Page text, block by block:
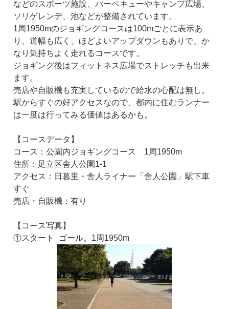
などのスポーツ施設、バーベキューやキャンプ広場、
ソリゲレンデ、池などが整備されています。
1周1950mのジョギングコースは100mごとに表示あ
り、道幅も広く、ほどよいアップダウンもありで、か
なり気持ちよく走れるコースです。
ジョギング後はフィットネス広場でストレッチも出来
ます。
売店や自販機も充実しているので給水の心配は無し。
駅からすぐの好アクセスなので、都内に住むランナー
は一度は行ってみる価値はあるかも。
【コースデータ】
コース：公園内ジョギングコース 1周1950m
住所：足立区舎人公園1-1
アクセス：日暮里・舎人ライナー「舎人公園」駅下車
すぐ
売店・自販機：有り
【コース写真】
①スタート_ゴール。1周1950m